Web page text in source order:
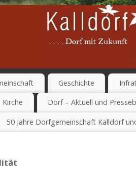
Geschichte
Kirche Dorf – Aktuell und
50 Jahre Dorfgemeinschaft Kalldorf